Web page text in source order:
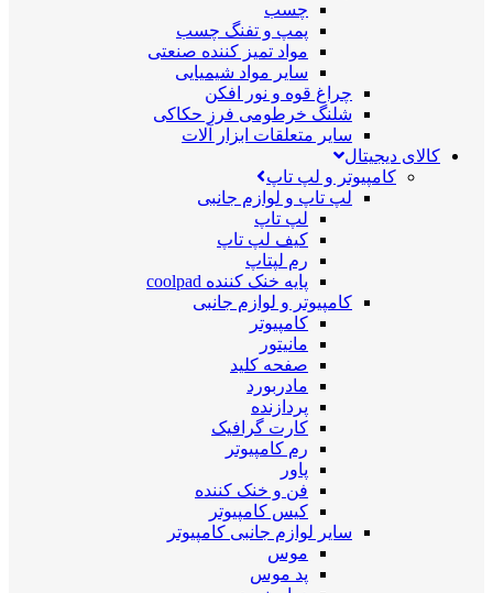
چسب
پمپ و تفنگ چسب
مواد تمیز کننده صنعتی
سایر مواد شیمیایی
چراغ قوه و نور افکن
شلنگ خرطومی فرز حکاکی
سایر متعلقات ابزار آلات
کالای دیجیتال
کامپیوتر و لپ تاپ
لپ تاپ و لوازم جانبی
لپ تاپ
کیف لپ تاپ
رم لپتاپ
پایه خنک کننده coolpad
کامپیوتر و لوازم جانبی
کامپیوتر
مانیتور
صفحه کلید
مادربورد
پردازنده
کارت گرافیک
رم کامپیوتر
پاور
فن و خنک کننده
کیس کامپیوتر
سایر لوازم جانبی کامپیوتر
موس
پد موس